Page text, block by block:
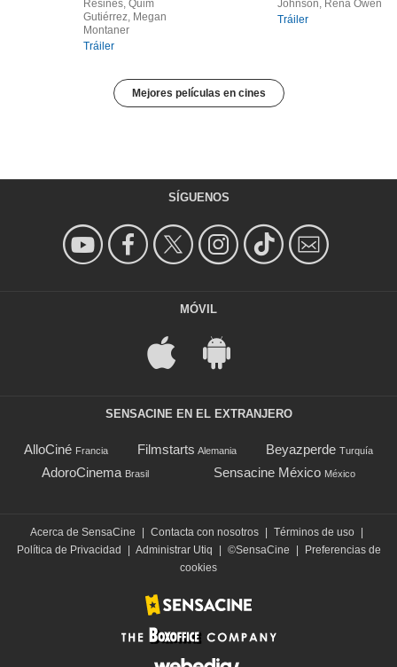
Resines, Quim
Gutiérrez, Megan
Montaner
Tráiler
Johnson, Rena Owen
Tráiler
Mejores películas en cines
SÍGUENOS
MÓVIL
SENSACINE EN EL EXTRANJERO
AlloCiné Francia Filmstarts Alemania Beyazperde Turquía
AdoroCinema Brasil Sensacine México México
Acerca de SensaCine Contacta con nosotros Términos de uso
Política de Privacidad
Administrar Utiq ©SensaCine
Preferencias de
cookies